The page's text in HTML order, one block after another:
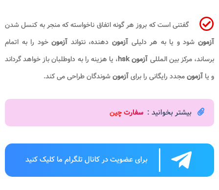
گفتنی است که بروز هر گونه اتفاق ناخواسته که منجر به کنسل شدن
آزمون شود و یا به هر دلیلی آزمون دهنده، نتواند آزمونخود را به اتمام
برساند، مرکز بین المللی آزمونhsk، یا هزینه را به داوطلبان باز خواهد گرداند
و یا آزمونمجدد رایگانی را برایآزمونشوندگان طراحی می کند.
بیشتر بخوانید : سفارت چین
برای عضویت در کانال تلگرام ما کلیک کنید